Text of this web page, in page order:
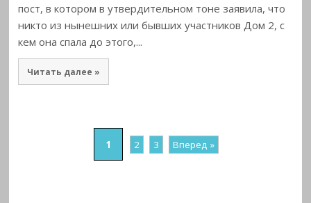
пост, в котором в утвердительном тоне заявила, что
никто из нынешних или бывших участников Дом 2, с
кем она спала до этого,...
Читать далее »
1 2 3 Вперед »